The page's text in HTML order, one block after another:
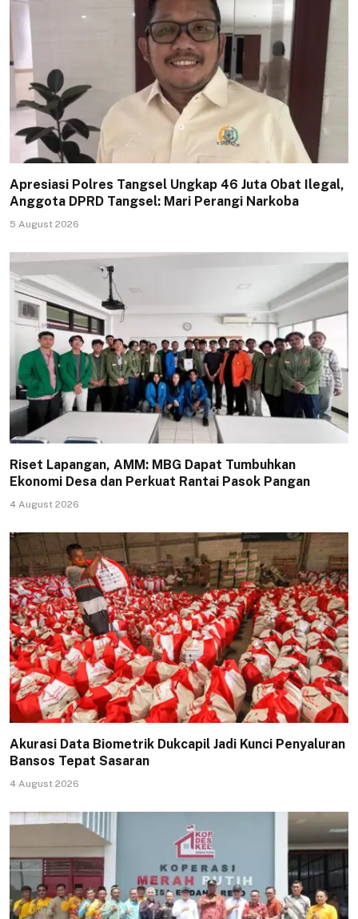
Apresiasi Polres Tangsel Ungkap 46 Juta Obat Ilegal,
Anggota DPRD Tangsel: Mari Perangi Narkoba
5 August 2026
Riset Lapangan, AMM: MBG Dapat Tumbuhkan
Ekonomi Desa dan Perkuat Rantai Pasok Pangan
4 August 2026
Akurasi Data Biometrik Dukcapil Jadi Kunci Penyaluran
Bansos Tepat Sasaran
4 August 2026